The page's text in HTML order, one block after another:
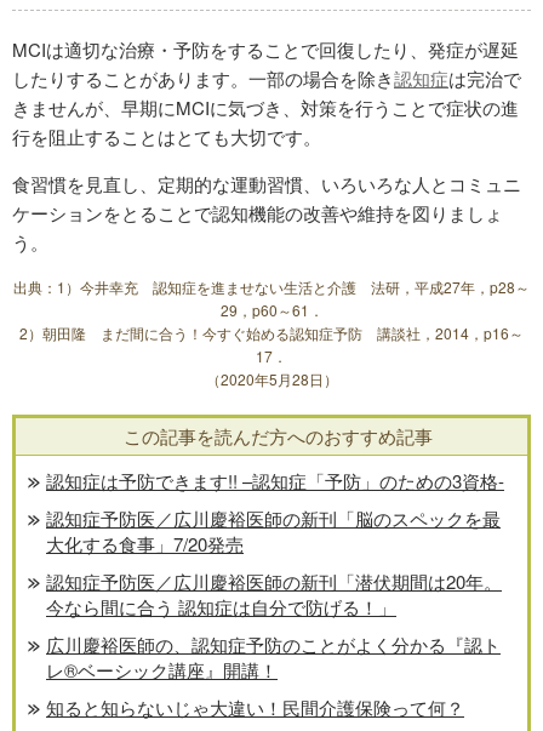
MCIは適切な治療・予防をすることで回復したり、発症が遅延
したりすることがあります。一部の場合を除き認知症は完治で
きませんが、早期にMCIに気づき、対策を行うことで症状の進
行を阻止することはとても大切です。
食習慣を見直し、定期的な運動習慣、いろいろな人とコミュニ
ケーションをとることで認知機能の改善や維持を図りましょ
う。
出典：1）今井幸充 認知症を進ませない生活と介護 法研，平成27年，p28～
29，p60～61．
2）朝田隆 まだ間に合う！今すぐ始める認知症予防 講談社，2014，p16～
17．
（2020年5月28日）
この記事を読んだ方へのおすすめ記事
認知症は予防できます!! –認知症「予防」のための3資格-
認知症予防医／広川慶裕医師の新刊「脳のスペックを最
大化する食事」7/20発売
認知症予防医／広川慶裕医師の新刊「潜伏期間は20年。
今なら間に合う 認知症は自分で防げる！」
広川慶裕医師の、認知症予防のことがよく分かる『認ト
レ®️ベーシック講座』開講！
知ると知らないじゃ大違い！民間介護保険って何？